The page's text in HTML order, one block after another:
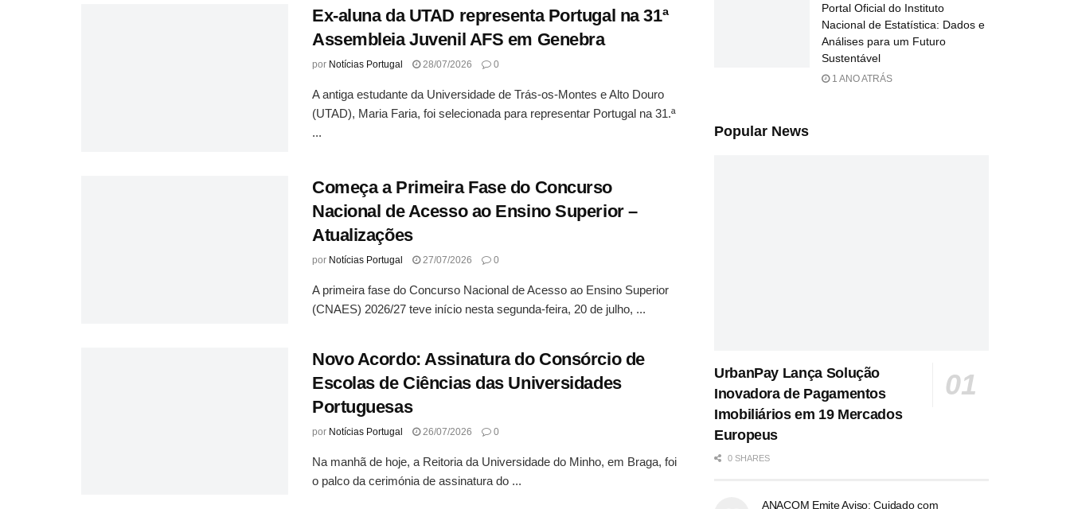
Ex-aluna da UTAD representa Portugal na 31ª
Assembleia Juvenil AFS em Genebra
por Notícias Portugal 28/07/2026 0
A antiga estudante da Universidade de Trás-os-Montes e Alto Douro
(UTAD), Maria Faria, foi selecionada para representar Portugal na 31.ª
...
Começa a Primeira Fase do Concurso
Nacional de Acesso ao Ensino Superior –
Atualizações
por Notícias Portugal 27/07/2026 0
A primeira fase do Concurso Nacional de Acesso ao Ensino Superior
(CNAES) 2026/27 teve início nesta segunda-feira, 20 de julho, ...
Novo Acordo: Assinatura do Consórcio de
Escolas de Ciências das Universidades
Portuguesas
por Notícias Portugal 26/07/2026 0
Na manhã de hoje, a Reitoria da Universidade do Minho, em Braga, foi
o palco da cerimónia de assinatura do ...
Portal Oficial do Instituto
Nacional de Estatística: Dados e
Análises para um Futuro
Sustentável
1 ANO ATRÁS
Popular News
UrbanPay Lança Solução
Inovadora de Pagamentos
Imobiliários em 19 Mercados
Europeus
0 SHARES
ANACOM Emite Aviso: Cuidado com